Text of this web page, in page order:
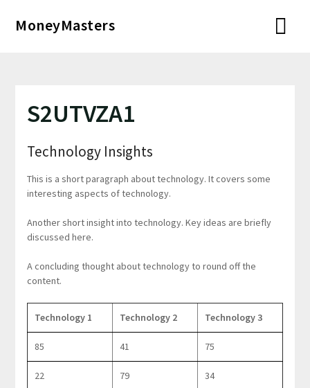
MoneyMasters
S2UTVZA1
Technology Insights
This is a short paragraph about technology. It covers some
interesting aspects of technology.
Another short insight into technology. Key ideas are briefly
discussed here.
A concluding thought about technology to round off the
content.
Technology 1 Technology 2 Technology 3
85 41 75
22 79 34